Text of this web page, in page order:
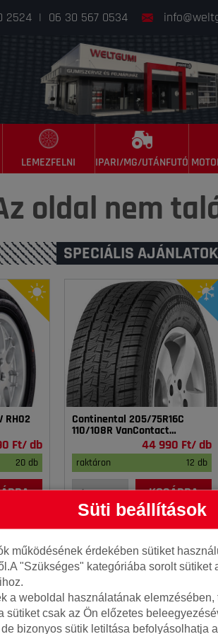
2524 | 06 30 567 0534
LEMEZFELNI IPARI/MG/UTÁNFUTÓ
oldal nem
SPECIÁLIS AJÁNLATOK
RH02
Ft/ db
20 db
Continental 205/75R16C
110/108R VanContact
44 990 Ft/ db
raktáron 12 db
KOSÁRBA
Süti beállítások
működésének érdekében sütiket
"Szükséges" kategóriába sorolt
a weboldal használatának
sütiket csak az Ön előzetes
bizonyos sütik letiltása befolyásolhatja